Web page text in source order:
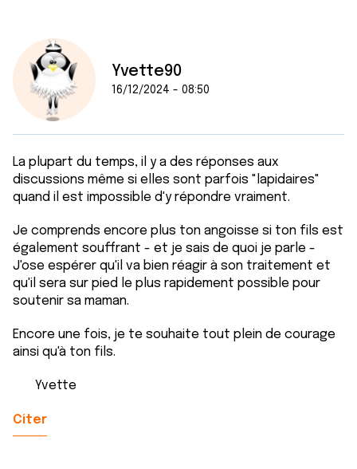
Yvette90
16/12/2024 - 08:50
La plupart du temps, il y a des réponses aux
discussions même si elles sont parfois "lapidaires"
quand il est impossible d'y répondre vraiment.
Je comprends encore plus ton angoisse si ton fils est
également souffrant - et je sais de quoi je parle -
J'ose espérer qu'il va bien réagir à son traitement et
qu'il sera sur pied le plus rapidement possible pour
soutenir sa maman.
Encore une fois, je te souhaite tout plein de courage
ainsi qu'à ton fils.
Yvette
Citer